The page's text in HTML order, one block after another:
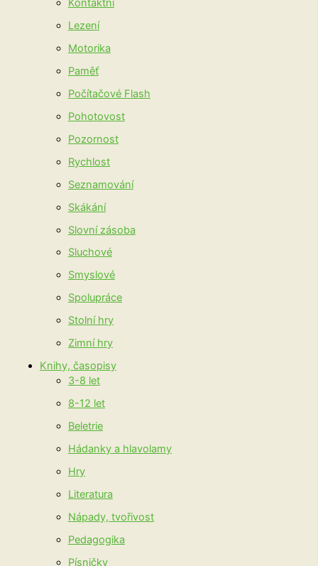
Kontaktní
Lezení
Motorika
Paměť
Počítačové Flash
Pohotovost
Pozornost
Rychlost
Seznamování
Skákání
Slovní zásoba
Sluchové
Smyslové
Spolupráce
Stolní hry
Zimní hry
Knihy, časopisy
3-8 let
8-12 let
Beletrie
Hádanky a hlavolamy
Hry
Literatura
Nápady, tvořivost
Pedagogika
Písničky